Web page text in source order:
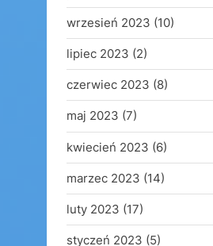
wrzesień 2023 (10)
lipiec 2023 (2)
czerwiec 2023 (8)
maj 2023 (7)
kwiecień 2023 (6)
marzec 2023 (14)
luty 2023 (17)
styczeń 2023 (5)